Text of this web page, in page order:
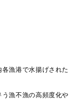
漁港で水揚げされた
漁不漁の高頻度化や